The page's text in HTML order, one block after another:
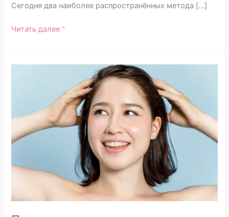
Сегодня два наиболее распространённых метода […]
Читать далее "
гормоны:
действительно
ли
они
для
трансгендерных